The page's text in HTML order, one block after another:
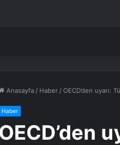
Anasayfa / Haber / OECD’den uyarı:
Haber
OECD’den